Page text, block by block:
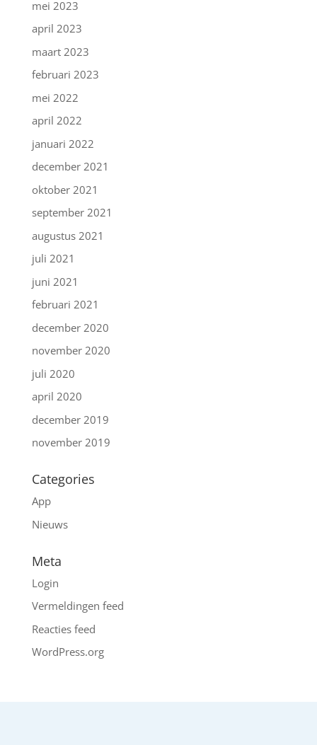
mei 2023
april 2023
maart 2023
februari 2023
mei 2022
april 2022
januari 2022
december 2021
oktober 2021
september 2021
augustus 2021
juli 2021
juni 2021
februari 2021
december 2020
november 2020
juli 2020
april 2020
december 2019
november 2019
Categories
App
Nieuws
Meta
Login
Vermeldingen feed
Reacties feed
WordPress.org